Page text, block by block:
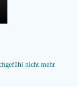
nicht mehr